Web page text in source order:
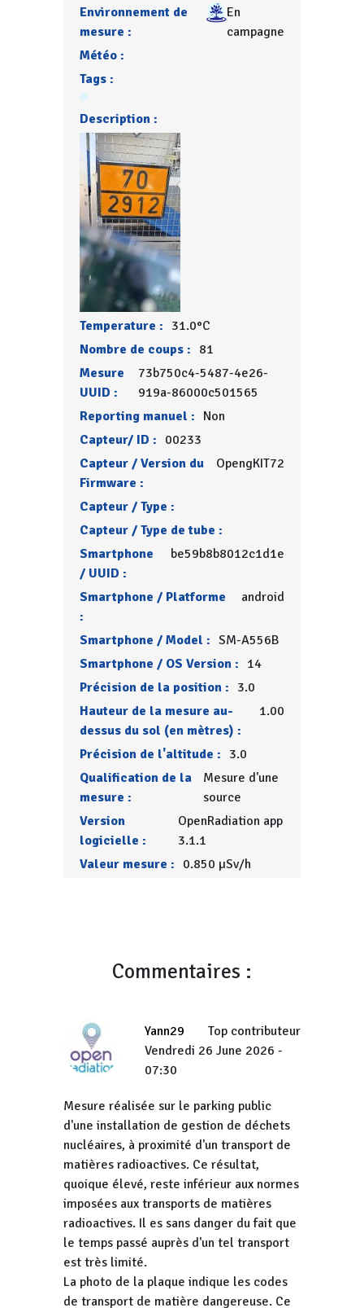
Environnement de
mesure :
En
campagne
Météo :
Tags :
Description :
Temperature : 31.0°C
Nombre de coups : 81
Mesure
UUID :
73b750c4-5487-4e26-
919a-86000c501565
Reporting manuel : Non
Capteur/ ID : 00233
Capteur / Version du
Firmware :
OpengKIT72
Capteur / Type :
Capteur / Type de tube :
Smartphone
/ UUID :
be59b8b8012c1d1e
Smartphone / Platforme
:
android
Smartphone / Model : SM-A556B
Smartphone / OS Version : 14
Précision de la position : 3.0
Hauteur de la mesure au-
dessus du sol (en mètres) :
1.00
Précision de l'altitude : 3.0
Qualification de la
mesure :
Mesure d'une
source
Version
logicielle :
OpenRadiation app
3.1.1
Valeur mesure : 0.850 µSv/h
Commentaires :
Yann29
Top contributeur
Vendredi 26 June 2026 -
07:30
Mesure réalisée sur le parking public
d'une installation de gestion de déchets
nucléaires, à proximité d'un transport de
matières radioactives. Ce résultat,
quoique élevé, reste inférieur aux normes
imposées aux transports de matières
radioactives. Il es sans danger du fait que
le temps passé auprès d'un tel transport
est très limité.
La photo de la plaque indique les codes
de transport de matière dangereuse. Ce